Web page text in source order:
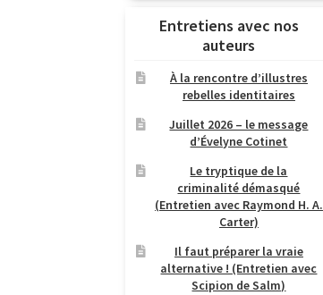
Entretiens avec nos
auteurs
À la rencontre d’illustres
rebelles identitaires
Juillet 2026 – le message
d’Évelyne Cotinet
Le tryptique de la
criminalité démasqué
(Entretien avec Raymond H. A.
Carter)
Il faut préparer la vraie
alternative ! (Entretien avec
Scipion de Salm)